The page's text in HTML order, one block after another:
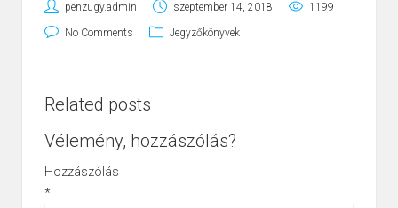
penzugy.admin szeptember 14, 2018 1199
No Comments Jegyzőkönyvek
Related posts
Vélemény, hozzászólás?
Hozzászólás
*